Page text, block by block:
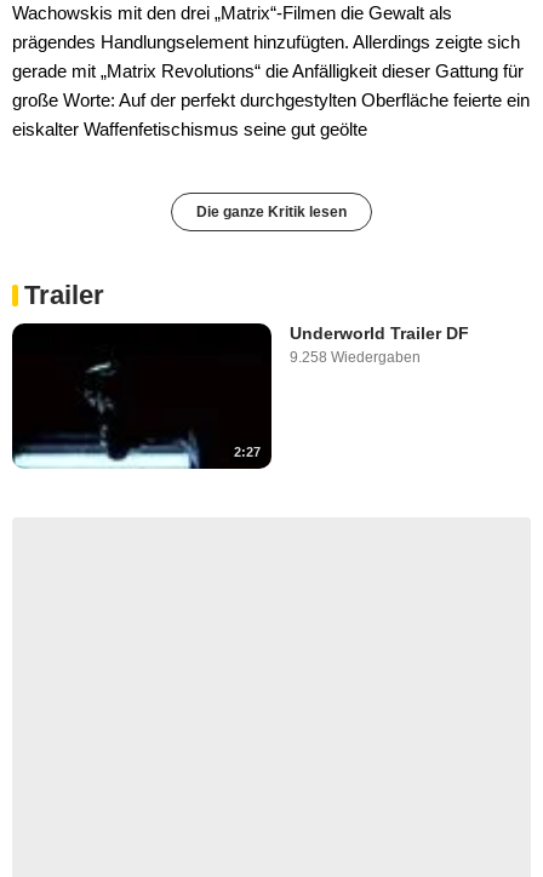
Wachowskis mit den drei „Matrix“-Filmen die Gewalt als
prägendes Handlungselement hinzufügten. Allerdings zeigte sich
gerade mit „Matrix Revolutions“ die Anfälligkeit dieser Gattung für
große Worte: Auf der perfekt durchgestylten Oberfläche feierte ein
eiskalter Waffenfetischismus seine gut geölte
Die ganze Kritik lesen
Trailer
2:27
Underworld Trailer DF
9.258 Wiedergaben